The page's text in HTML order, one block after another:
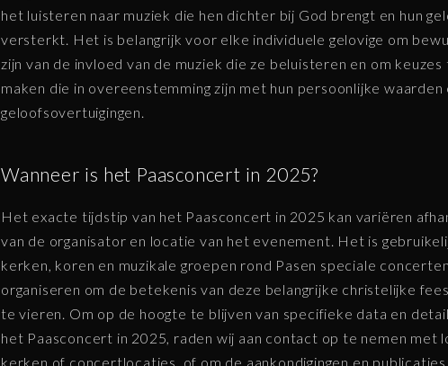
het luisteren naar muziek die hen dichter bij God brengt en hun
versterkt. Het is belangrijk voor elke individuele gelovige om
zijn van de invloed van de muziek die ze beluisteren en om keuzes
maken die in overeenstemming zijn met hun persoonlijke waarden
geloofsovertuigingen.
Wanneer is het Paasconcert in 2025?
Het exacte tijdstip van het Paasconcert in 2025 kan variëren
van de organisator en locatie van het evenement. Het is
kerken, koren en muzikale groepen rond Pasen speciale
organiseren om de betekenis van deze belangrijke christelijke
te vieren. Om op de hoogte te blijven van specifieke data en
het Paasconcert in 2025, raden wij aan contact op te nemen met
kerken of concertlocaties, of om de aankondigingen en publicaties